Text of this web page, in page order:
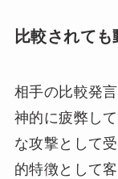
比較されて
相手の比較発
神的に疲弊し
な攻撃として
的特徴として